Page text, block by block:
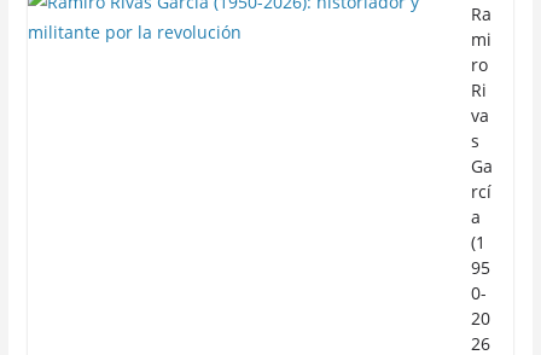
Ra
mi
ro
Ri
va
s
Ga
rcí
a
(1
95
0-
20
26